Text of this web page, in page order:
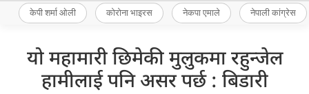
केपी शर्मा ओली कोरोना भाइरस नेकपा एमाले नेपाली कांग्रेस
यो महामारी छिमेकी मुलुकमा रहुन्जेल
हामीलाई पनि असर पर्छ : बिडारी